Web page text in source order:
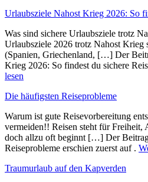
Urlaubsziele Nahost Krieg 2026: So
Was sind sichere Urlaubsziele trotz
Urlaubsziele 2026 trotz Nahost Krieg
(Spanien, Griechenland, […] Der
Krieg 2026: So findest du sichere
lesen
Die häufigsten Reiseprobleme
Warum ist gute Reisevorbereitung
vermeiden!! Reisen steht für Freiheit,
doch allzu oft beginnt […] Der
Reiseprobleme erschien zuerst auf .
Traumurlaub auf den Kapverden